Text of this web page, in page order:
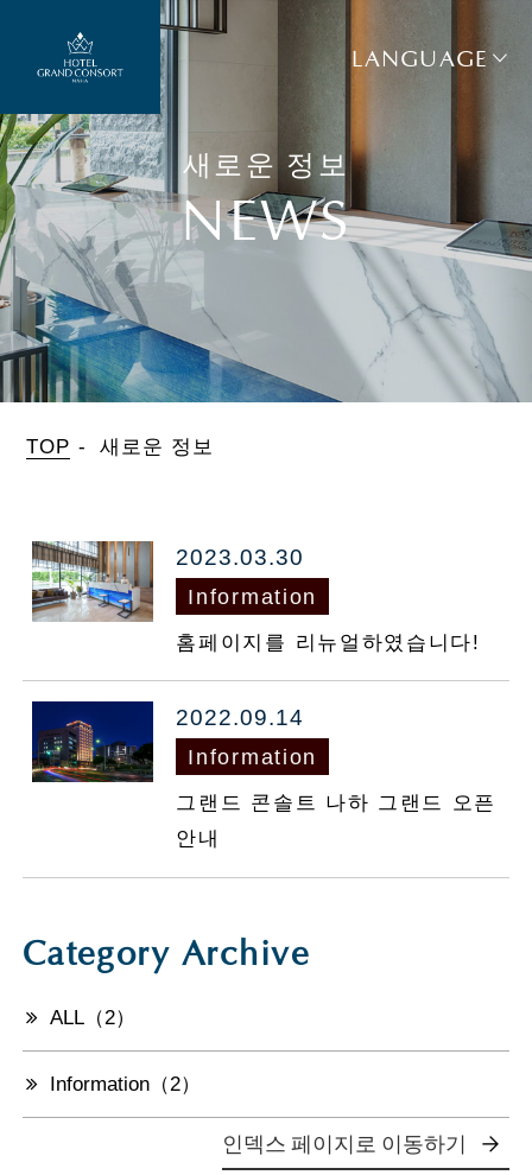
LANGUAGE
새로운 정보
NEWS
TOP 새로운 정보
2023.03.30
Information
홈페이지를 리뉴얼하였습니다!
2022.09.14
Information
그랜드 콘솔트 나하 그랜드 오픈
안내
Category Archive
ALL（2）
Information（2）
인덱스 페이지로 이동하기